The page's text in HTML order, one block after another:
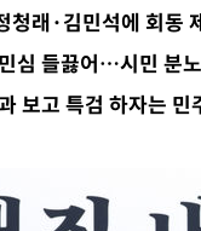
보 선임 논란' 대한축구협
발사체는 단거리탄도미사
이닷 서비스 장애 발생…"
로야구 3연전도 폭염 취소
청래·김민석에 회
심 들끓어…시민 분
보고 특검 하자는